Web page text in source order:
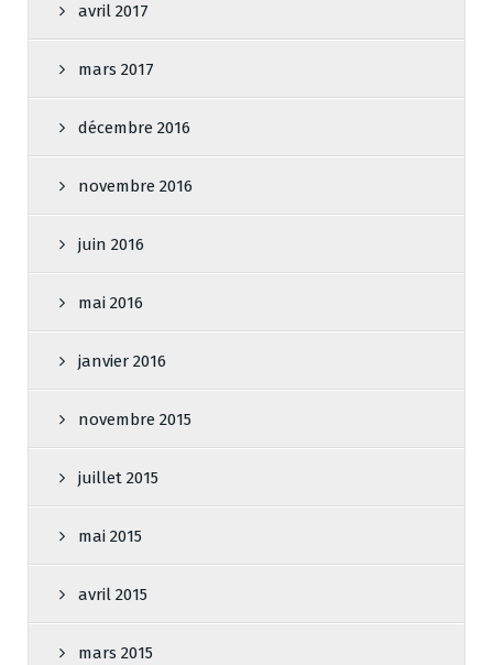
avril 2017
mars 2017
décembre 2016
novembre 2016
juin 2016
mai 2016
janvier 2016
novembre 2015
juillet 2015
mai 2015
avril 2015
mars 2015